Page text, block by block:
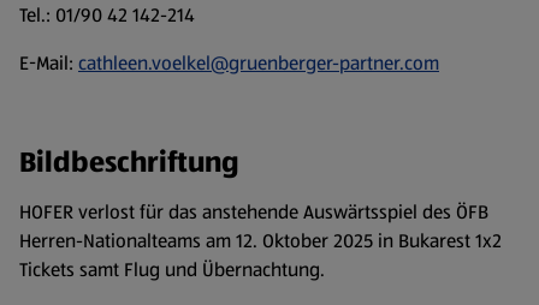
Tel.: 01/90 42 142-214
E-Mail: cathleen.voelkel@gruenberger-partner.com
Bildbeschriftung
HOFER verlost für das anstehende Auswärtsspiel des ÖFB
Herren-Nationalteams am 12. Oktober 2025 in Bukarest 1x2
Tickets samt Flug und Übernachtung.